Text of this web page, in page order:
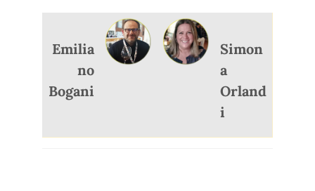
Emilia
no
Bogani
Simon
a
Orland
i